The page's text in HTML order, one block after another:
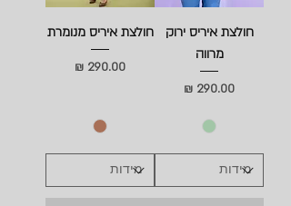
חולצת איריס ירוק
מרווה
מחיר
חולצת איריס מנומרת
מחיר